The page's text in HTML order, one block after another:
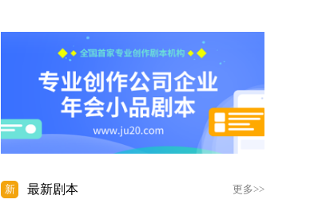
新 最新剧本 更多>>